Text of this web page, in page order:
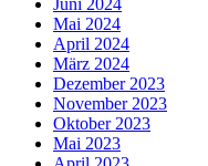
Juni 2024
Mai 2024
April 2024
März 2024
Dezember 2023
November 2023
Oktober 2023
Mai 2023